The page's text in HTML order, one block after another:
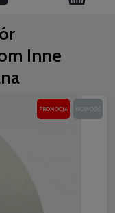
Inne
PROMOCJA NOWOŚĆ